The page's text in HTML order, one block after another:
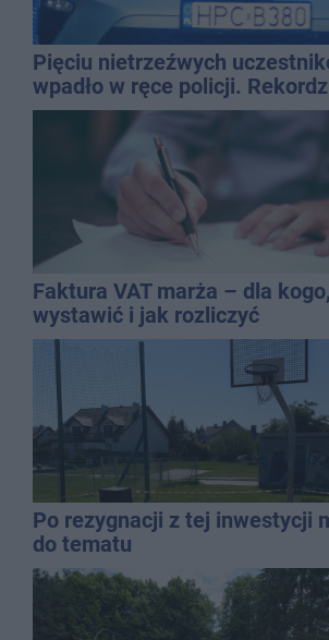
Pięciu nietrzeźwych
wpadło w ręce policji.
promila
Faktura VAT marża – dla
wystawić i jak rozliczyć
Po rezygnacji z tej inwestycji
do tematu